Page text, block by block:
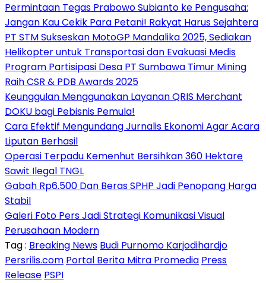
Permintaan Tegas Prabowo Subianto ke Pengusaha:
Jangan Kau Cekik Para Petani! Rakyat Harus Sejahtera
PT STM Sukseskan MotoGP Mandalika 2025, Sediakan
Helikopter untuk Transportasi dan Evakuasi Medis
Program Partisipasi Desa PT Sumbawa Timur Mining
Raih CSR & PDB Awards 2025
Keunggulan Menggunakan Layanan QRIS Merchant
DOKU bagi Pebisnis Pemula!
Cara Efektif Mengundang Jurnalis Ekonomi Agar Acara
Liputan Berhasil
Operasi Terpadu Kemenhut Bersihkan 360 Hektare
Sawit Ilegal TNGL
Gabah Rp6.500 Dan Beras SPHP Jadi Penopang Harga
Stabil
Galeri Foto Pers Jadi Strategi Komunikasi Visual
Perusahaan Modern
Tag : Breaking News Budi Purnomo Karjodihardjo
Persrilis.com Portal Berita Mitra Promedia Press
Release PSPI